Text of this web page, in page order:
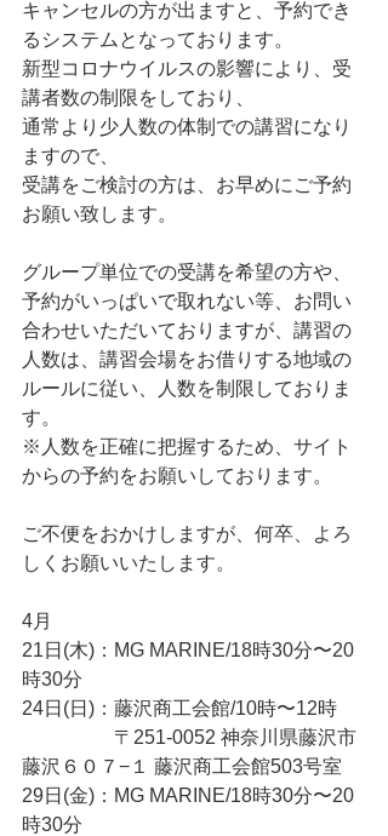
キャンセルの方が出ますと、予約でき
るシステムとなっております。
新型コロナウイルスの影響により、受
講者数の制限をしており、
通常より少人数の体制での講習になり
ますので、
受講をご検討の方は、お早めにご予約
お願い致します。
グループ単位での受講を希望の方や、
予約がいっぱいで取れない等、お問い
合わせいただいておりますが、講習の
人数は、講習会場をお借りする地域の
ルールに従い、人数を制限しておりま
す。
※人数を正確に把握するため、サイト
からの予約をお願いしております。
ご不便をおかけしますが、何卒、よろ
しくお願いいたします。
4月
21日(木)：MG MARINE/18時30分〜20
時30分
24日(日)：藤沢商工会館/10時〜12時
〒251-0052 神奈川県藤沢市
藤沢６０７−１ 藤沢商工会館503号室
29日(金)：MG MARINE/18時30分〜20
時30分